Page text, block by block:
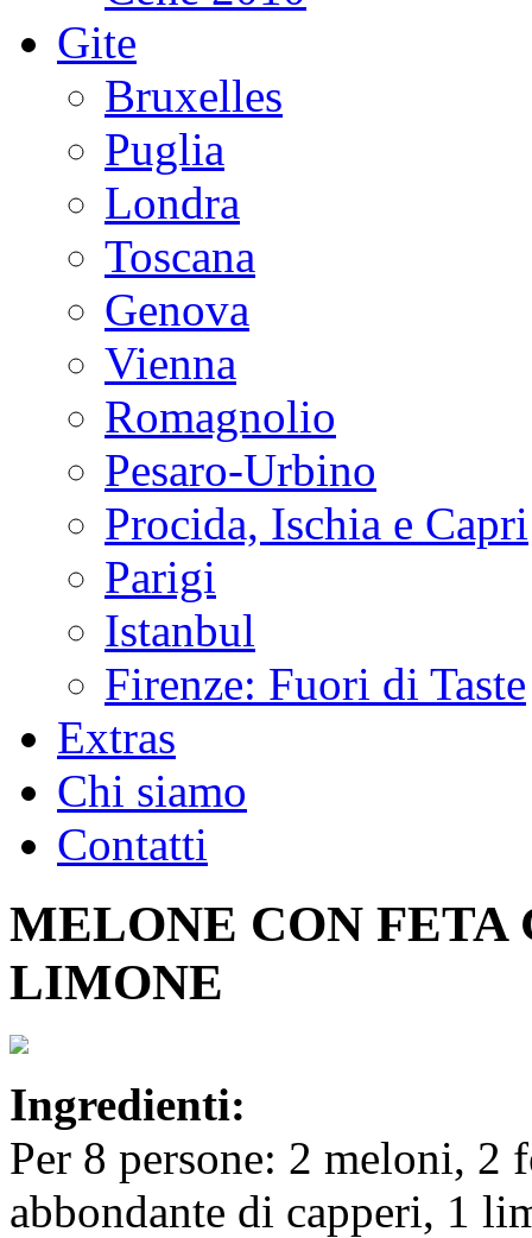
Gite
Bruxelles
Puglia
Londra
Toscana
Genova
Vienna
Romagnolio
Pesaro-Urbino
Procida, Ischia e Capri
Parigi
Istanbul
Firenze: Fuori di Taste
Extras
Chi siamo
Contatti
MELONE CON FETA
LIMONE
Ingredienti:
Per 8 persone: 2 meloni, 2
abbondante di capperi, 1